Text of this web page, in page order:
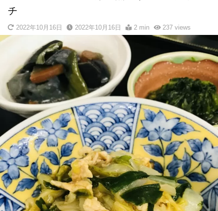
チ
2022年10月16日 2022年10月16日 2 min 237views